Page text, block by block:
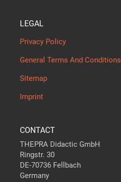
LEGAL
Privacy Policy
General Terms And Conditions
Sitemap
Imprint
CONTACT
THEPRA Didactic GmbH
Ringstr. 30
DE-70736 Fellbach
Germany